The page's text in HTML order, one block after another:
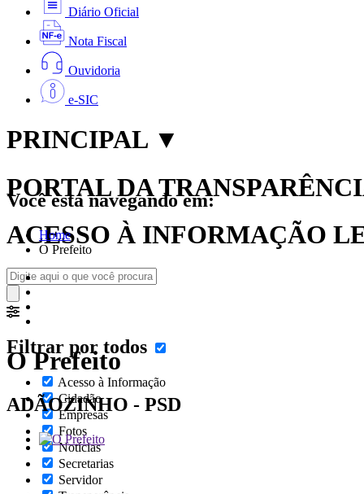
Diário Oficial
Nota Fiscal
Ouvidoria
e-SIC
PRINCIPAL ▼
PORTAL DA
ACESSO À INFORMAÇÃO
Filtrar por todos
Acesso à Informação
Cidadão
Empresas
Fotos
Notícias
Secretarias
Servidor
Você está navegando em:
Home
O Prefeito
O Prefeito
ADÃOZINHO - PSD